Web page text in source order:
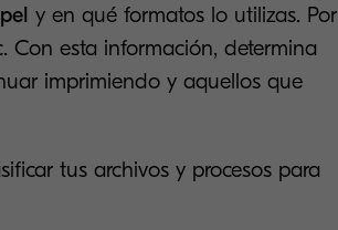
y en qué formatos lo utilizas. Por
Con esta información, determina
imprimiendo y aquellos que
tus archivos y procesos para